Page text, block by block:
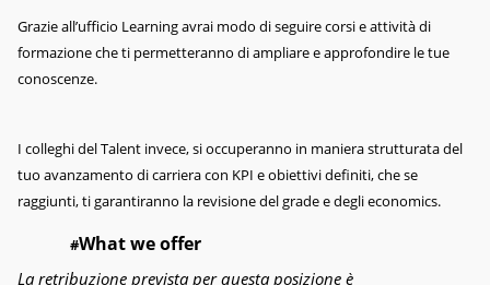
Grazie all’ufficio Learning avrai modo di seguire corsi e attività di
formazione che ti permetteranno di ampliare e approfondire le tue
conoscenze.
I colleghi del Talent invece, si occuperanno in maniera strutturata del
tuo avanzamento di carriera con KPI e obiettivi definiti, che se
raggiunti, ti garantiranno la revisione del grade e degli economics.
#What we offer
La retribuzione prevista per questa posizione è